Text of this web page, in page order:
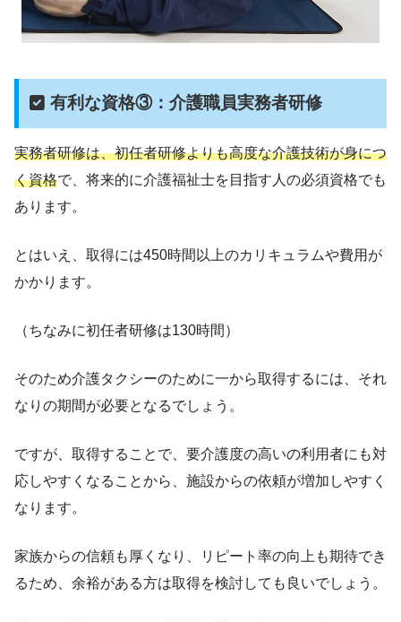
有利な資格③：介護職員実務者研修
実務者研修は、初任者研修よりも高度な介護技術が身につ
く資格で、将来的に介護福祉士を目指す人の必須資格でも
あります。
とはいえ、取得には450時間以上のカリキュラムや費用が
かかります。
（ちなみに初任者研修は130時間）
そのため介護タクシーのために一から取得するには、それ
なりの期間が必要となるでしょう。
ですが、取得することで、要介護度の高いの利用者にも対
応しやすくなることから、施設からの依頼が増加しやすく
なります。
家族からの信頼も厚くなり、リピート率の向上も期待でき
るため、余裕がある方は取得を検討しても良いでしょう。